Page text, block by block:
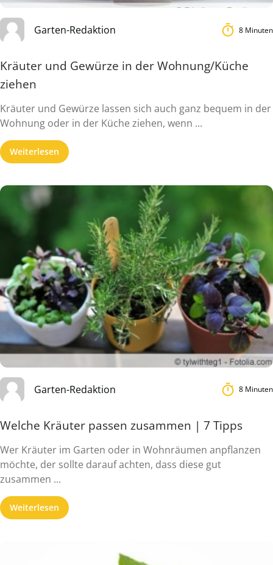
Garten-Redaktion 8 Minuten
Kräuter und Gewürze in der Wohnung/Küche
ziehen
Kräuter und Gewürze lassen sich auch ganz bequem in der
Wohnung oder in der Küche ziehen, wenn ...
Weiterlesen
Garten-Redaktion 8 Minuten
Welche Kräuter passen zusammen | 7 Tipps
Wer Kräuter im Garten oder in Wohnräumen anpflanzen
möchte, der sollte darauf achten, dass diese gut
zusammen ...
Weiterlesen